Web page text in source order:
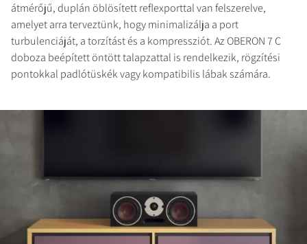
átmérőjű, duplán öblösített reflexporttal van felszerelve,
amelyet arra terveztünk, hogy minimalizálja a port
turbulenciáját, a torzítást és a kompressziót. Az OBERON 7 C
doboza beépített öntött talapzattal is rendelkezik, rögzítési
pontokkal padlótüskék vagy kompatibilis lábak számára.
LETÖLTÉSHEZ
Töltse ki az űrlapot, hogy azonnal
hozzáférhessen a webhelyen található összes
zárolt letöltési fájlhoz.